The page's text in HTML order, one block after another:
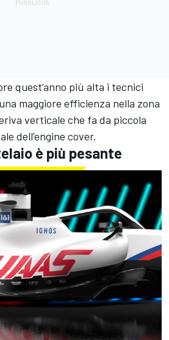
quest’anno più alta i tecnici
maggiore efficienza nella zona
verticale che fa da piccola
dell’engine cover.
è più pesante